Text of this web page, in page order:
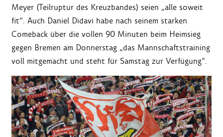
Meyer (Teilruptur des Kreuzbandes) seien „alle soweit
fit“. Auch Daniel Didavi habe nach seinem starken
Comeback über die vollen 90 Minuten beim Heimsieg
gegen Bremen am Donnerstag „das Mannschaftstraining
voll mitgemacht und steht für Samstag zur Verfügung“.